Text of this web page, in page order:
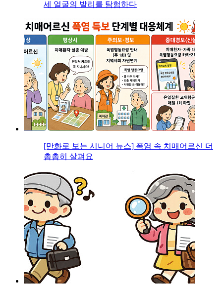
세 얼굴의 발리를 탐험하다
[만화로 보는 시니어 뉴스] 폭염 속 치매어르신 더
촘촘히 살펴요